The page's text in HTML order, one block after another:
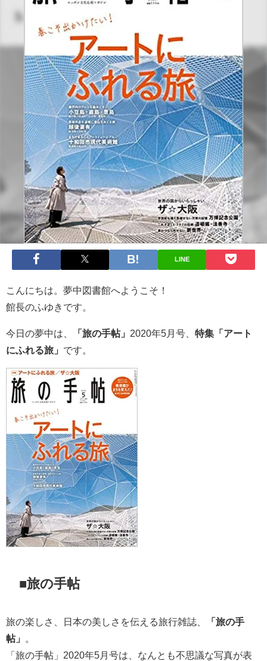
LINE
こんにちは。夢中図書館へようこそ！
館長のふゆきです。
今日の夢中は、 「旅の手帖」 2020年5月号、 特集「アート
にふれる旅」 です。
■旅の手帖
旅の楽しさ、日本の美しさを伝える旅行雑誌、
「旅の手
帖」
。
「旅の手帖」2020年5月号は、なんとも不思議な写真が表